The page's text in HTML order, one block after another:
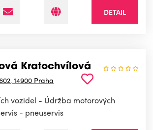
DETAIL
Kratochvílová
14900 Praha
vozidel - Údržba motorových
- pneuservis